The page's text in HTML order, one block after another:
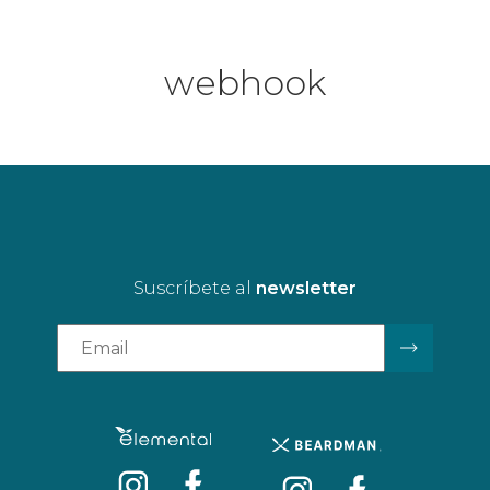
webhook
Suscríbete al newsletter